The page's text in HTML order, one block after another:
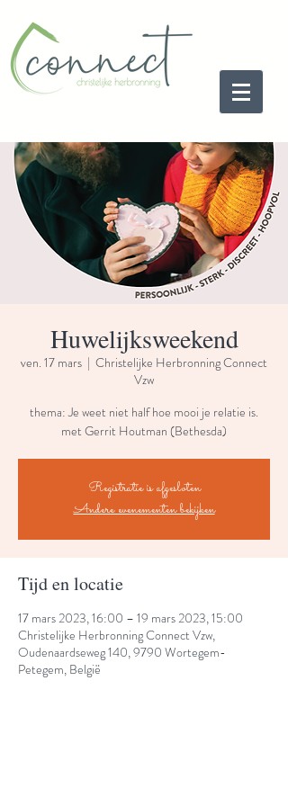
Huwelijksweekend
ven. 17 mars
  |
Christelijke Herbronning Connect
Vzw
thema: Je weet niet half hoe mooi je relatie is.
met Gerrit Houtman (Bethesda)
Registratie is afgesloten
Andere evenementen bekijken
Tijd en locatie
17 mars 2023, 16:00 – 19 mars 2023, 15:00
Christelijke Herbronning Connect Vzw,
Oudenaardseweg 140, 9790 Wortegem-
Petegem, België